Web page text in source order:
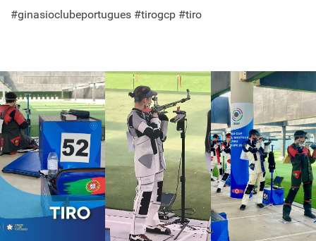
#ginasioclubeportugues #tirogcp #tiro